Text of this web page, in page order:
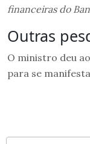
financeiras do
Outras
O ministro deu
para se